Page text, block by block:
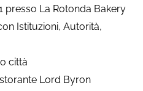
presso La Rotonda Bakery
Istituzioni, Autorità,
città
Lord Byron